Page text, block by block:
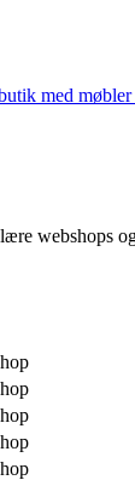
med
webshops